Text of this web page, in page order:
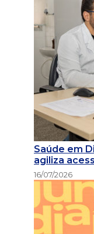
Saúde em
agiliza
16/07/2026